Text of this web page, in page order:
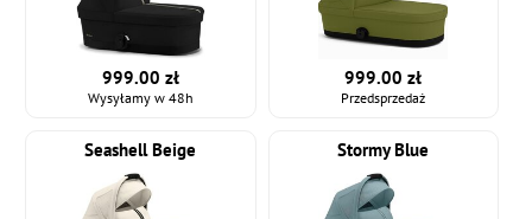
999.00 zł
Wysyłamy w 48h
999.00 zł
Przedsprzedaż
Seashell Beige Stormy Blue